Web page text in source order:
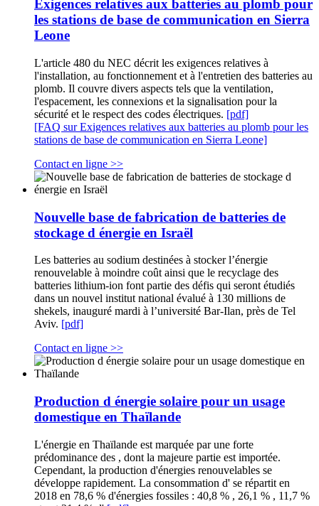
Exigences relatives aux batteries au plomb pour
les stations de base de communication en Sierra
Leone
L'article 480 du NEC décrit les exigences relatives à
l'installation, au fonctionnement et à l'entretien des batteries au
plomb. Il couvre divers aspects tels que la ventilation,
l'espacement, les connexions et la signalisation pour la
sécurité et le respect des codes électriques. [pdf]
[FAQ sur Exigences relatives aux batteries au plomb pour les
stations de base de communication en Sierra Leone]
Contact en ligne >>
Nouvelle base de fabrication de batteries de
stockage d énergie en Israël
Les batteries au sodium destinées à stocker l’énergie
renouvelable à moindre coût ainsi que le recyclage des
batteries lithium-ion font partie des défis qui seront étudiés
dans un nouvel institut national évalué à 130 millions de
shekels, inauguré mardi à l’université Bar-Ilan, près de Tel
Aviv. [pdf]
Contact en ligne >>
Production d énergie solaire pour un usage
domestique en Thaïlande
L'énergie en Thaïlande est marquée par une forte
prédominance des , dont la majeure partie est importée.
Cependant, la production d'énergies renouvelables se
développe rapidement. La consommation d' se répartit en
2018 en 78,6 % d'énergies fossiles : 40,8 % , 26,1 % , 11,7 %